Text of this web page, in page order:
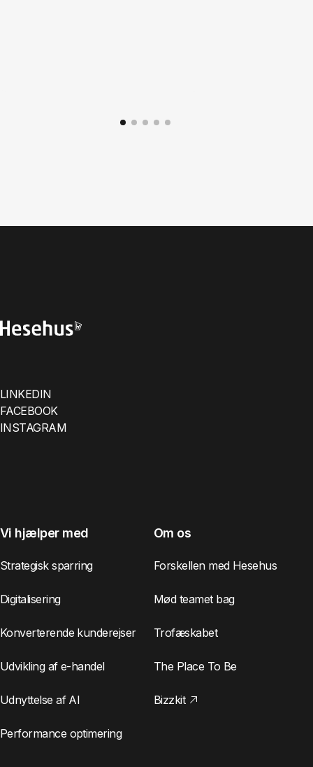
LINKEDIN
FACEBOOK
INSTAGRAM
Vi hjælper med
Strategisk sparring
Digitalisering
Konverterende kunderejser
Udvikling af e-handel
Udnyttelse af AI
Performance optimering
Om os
Forskellen med Hesehus
Mød teamet bag
Trofæskabet
The Place To Be
Bizzkit